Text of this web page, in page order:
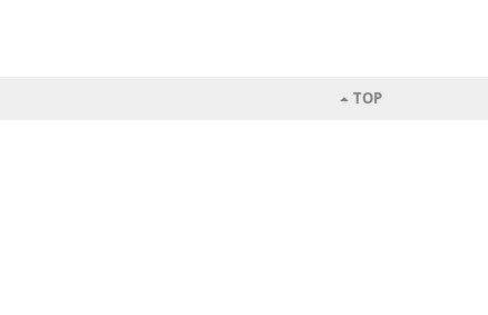
TOP